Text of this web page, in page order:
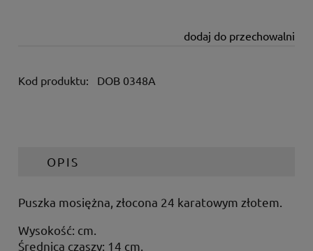
dodaj do przechowalni
Kod produktu: DOB 0348A
OPIS
Puszka mosiężna, złocona 24 karatowym złotem.
Wysokość: cm.
Średnica czaszy: 14 cm.